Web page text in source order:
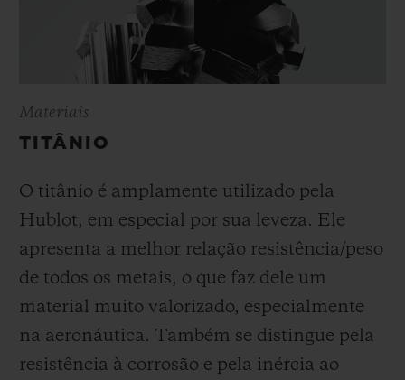
Materiais
TITÂNIO
O titânio é amplamente utilizado pela
Hublot, em especial por sua leveza. Ele
apresenta a melhor relação resistência/peso
de todos os metais, o que faz dele um
material muito valorizado, especialmente
na aeronáutica. Também se distingue pela
resistência à corrosão e pela inércia ao